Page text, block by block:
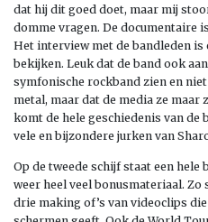
dat hij dit goed doet, maar mij
domme vragen. De documentaire
Het interview met de bandleden
bekijken. Leuk dat de band ook
symfonische rockband zien en
metal, maar dat de media ze
komt de hele geschiedenis van de
vele en bijzondere jurken van
Op de tweede schijf staat een
weer heel veel bonusmateriaal.
drie making of’s van videoclips